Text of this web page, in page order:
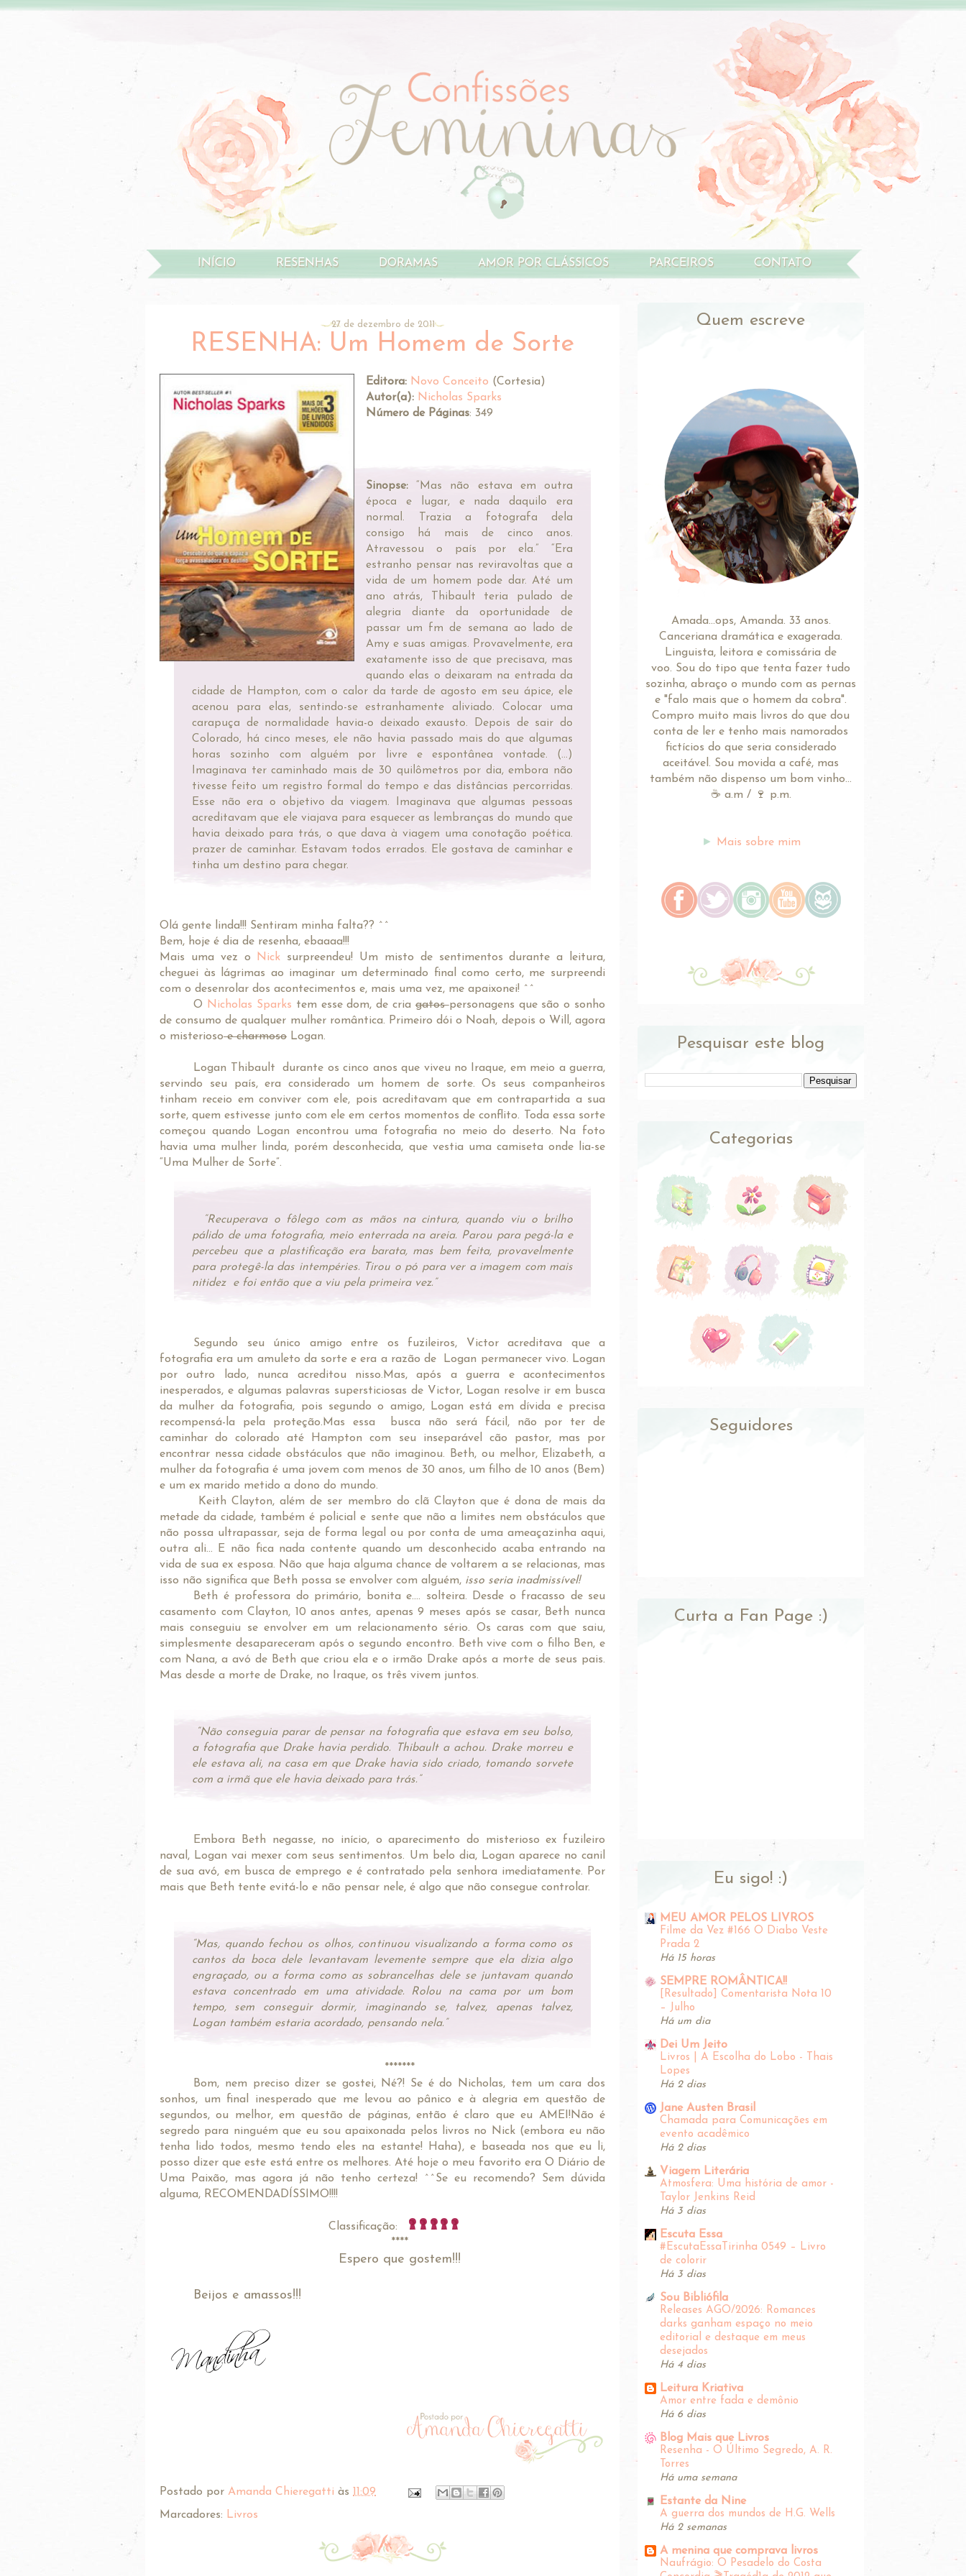
INÍCIO RESENHAS DORAMAS AMOR POR CLÁSSICOS PARCEIROS CONTATO
27 de dezembro de 2011
RESENHA: Um Homem de Sorte
Editora: Novo Conceito (Cortesia)
Autor(a): Nicholas Sparks
Número de Páginas: 349
Sinopse:
“Mas não estava em outra
época e lugar, e nada daquilo era
normal. Trazia a fotografa dela
consigo há mais de cinco anos.
Atravessou o país por ela.” “Era
estranho pensar nas reviravoltas que a
vida de um homem pode dar. Até um
ano atrás, Thibault teria pulado de
alegria diante da oportunidade de
passar um fm de semana ao lado de
Amy e suas amigas. Provavelmente, era
exatamente isso de que precisava, mas
quando elas o deixaram na entrada da
cidade de Hampton, com o calor da tarde de agosto em seu ápice, ele
acenou para elas, sentindo-se estranhamente aliviado. Colocar uma
carapuça de normalidade havia-o deixado exausto. Depois de sair do
Colorado, há cinco meses, ele não havia passado mais do que algumas
horas sozinho com alguém por livre e espontânea vontade. (...)
Imaginava ter caminhado mais de 30 quilômetros por dia, embora não
tivesse feito um registro formal do tempo e das distâncias percorridas.
Esse não era o objetivo da viagem. Imaginava que algumas pessoas
acreditavam que ele viajava para esquecer as lembranças do mundo que
havia deixado para trás, o que dava à viagem uma conotação poética.
prazer de caminhar. Estavam todos errados. Ele gostava de caminhar e
tinha um destino para chegar.
Olá gente linda!!! Sentiram minha falta?? ^^
Bem, hoje é dia de resenha, ebaaaa!!!
Mais uma vez o
Nick surpreendeu! Um misto de sentimentos durante a leitura,
cheguei às lágrimas ao imaginar um determinado final como certo, me surpreendi
com o desenrolar dos acontecimentos e, mais uma vez, me apaixonei! ^^
O Nicholas Sparks tem esse dom, de cria gatospersonagens que são o sonho
de consumo de qualquer mulher romântica. Primeiro dói o Noah, depois o Will, agora
o misteriosoe charmoso Logan.
Logan Thibault durante os cinco anos que viveu no Iraque, em meio a guerra,
servindo seu país, era considerado um homem de sorte. Os seus companheiros
tinham receio em conviver com ele, pois acreditavam que em contrapartida a sua
sorte, quem estivesse junto com ele em certos momentos de conflito. Toda essa sorte
começou quando Logan encontrou uma fotografia no meio do deserto. Na foto
havia uma mulher linda, porém desconhecida, que vestia uma camiseta onde lia-se
“Uma Mulher de Sorte”.
“Recuperava o fôlego com as mãos na cintura, quando viu o brilho
pálido de uma fotografia, meio enterrada na areia. Parou para pegá-la e
percebeu que a plastificação era barata, mas bem feita, provavelmente
para protegê-la das intempéries. Tirou o pó para ver a imagem com mais
nitidez e foi então que a viu pela primeira vez.”
Segundo seu único amigo entre os fuzileiros, Victor acreditava que a
fotografia era um amuleto da sorte e era a razão de Logan permanecer vivo. Logan
por outro lado, nunca acreditou nisso.Mas, após a guerra e acontecimentos
inesperados, e algumas palavras supersticiosas de Victor, Logan resolve ir em busca
da mulher da fotografia, pois segundo o amigo, Logan está em dívida e precisa
recompensá-la pela proteção.Mas essa busca não será fácil, não por ter de
caminhar do colorado até Hampton com seu inseparável cão pastor, mas por
encontrar nessa cidade obstáculos que não imaginou. Beth, ou melhor, Elizabeth, a
mulher da fotografia é uma jovem com menos de 30 anos, um filho de 10 anos (Bem)
e um ex marido metido a dono do mundo.
Keith Clayton, além de ser membro do clã Clayton que é dona de mais da
metade da cidade, também é policial e sente que não a limites nem obstáculos que
não possa ultrapassar, seja de forma legal ou por conta de uma ameaçazinha aqui,
outra ali... E não fica nada contente quando um desconhecido acaba entrando na
vida de sua ex esposa. Não que haja alguma chance de voltarem a se relacionas, mas
isso não significa que Beth possa se envolver com alguém, isso seria inadmissível!
Beth é professora do primário, bonita e.... solteira. Desde o fracasso de seu
casamento com Clayton, 10 anos antes, apenas 9 meses após se casar, Beth nunca
mais conseguiu se envolver em um relacionamento sério. Os caras com que saiu,
simplesmente desapareceram após o segundo encontro. Beth vive com o filho Ben, e
com Nana, a avó de Beth que criou ela e o irmão Drake após a morte de seus pais.
Mas desde a morte de Drake, no Iraque, os três vivem juntos.
“Não conseguia parar de pensar na fotografia que estava em seu bolso,
a fotografia que Drake havia perdido. Thibault a achou. Drake morreu e
ele estava ali, na casa em que Drakehavia sido criado, tomando sorvete
com a irmã que ele havia deixado para trás.”
Embora Beth negasse, no início, o aparecimento do misterioso ex fuzileiro
naval, Logan vai mexer com seus sentimentos. Um belo dia, Logan aparece no canil
de sua avó, em busca de emprego e é contratado pela senhora imediatamente. Por
mais que Beth tente evitá-lo e não pensar nele, é algo que não consegue controlar.
“Mas, quando fechou os olhos, continuou visualizando a forma como os
cantos da boca dele levantavam levemente sempre que ela dizia algo
engraçado, ou a forma como as sobrancelhas dele se juntavam quando
estava concentrado em uma atividade. Rolou na cama por um bom
tempo, sem conseguir dormir, imaginando se, talvez, apenas talvez,
Logan também estaria acordado, pensando nela.”
*******
Bom, nem preciso dizer se gostei, Né?! Se é do Nicholas, tem um cara dos
sonhos, um final inesperado que me levou ao pânico e à alegria em questão de
segundos, ou melhor, em questão de páginas, então é claro que eu AMEI!Não é
segredo para ninguém que eu sou apaixonada pelos livros no Nick (embora eu não
tenha lido todos, mesmo tendo eles na estante! Haha), e baseada nos que eu li,
posso dizer que este está entre os melhores. Até hoje o meu favorito era O Diário de
Uma Paixão, mas agora já não tenho certeza! ^^Se eu recomendo? Sem dúvida
alguma, RECOMENDADÍSSIMO!!!!
Classificação:
****
Espero que gostem!!!
Beijos e amassos!!!
Postado por Amanda Chieregatti às 11:09
Marcadores: Livros
Quem escreve
Amada...ops, Amanda. 33 anos.
Canceriana dramática e exagerada.
Linguista, leitora e comissária de
voo. Sou do tipo que tenta fazer tudo
sozinha, abraço o mundo com as pernas
e "falo mais que o homem da cobra".
Compro muito mais livros do que dou
conta de ler e tenho mais namorados
fictícios do que seria considerado
aceitável. Sou movida a café, mas
também não dispenso um bom vinho...
☕ a.m / 🍷 p.m.
► Mais sobre mim
Pesquisar este blog
Categorias
Seguidores
Curta a Fan Page :)
Eu sigo! :)
MEU AMOR PELOS LIVROS
Filme da Vez #166 O Diabo Veste
Prada 2
Há 15 horas
SEMPRE ROMÂNTICA!!
[Resultado] Comentarista Nota 10
– Julho
Há um dia
Dei Um Jeito
Livros | A Escolha do Lobo - Thais
Lopes
Há 2 dias
Jane Austen Brasil
Chamada para Comunicações em
evento acadêmico
Há 2 dias
Viagem Literária
Atmosfera: Uma história de amor -
Taylor Jenkins Reid
Há 3 dias
Escuta Essa
#EscutaEssaTirinha‬ 0549 – Livro
de colorir
Há 3 dias
Sou Bibliófila
Releases AGO/2026: Romances
darks ganham espaço no meio
editorial e destaque em meus
desejados
Há 4 dias
Leitura Kriativa
Amor entre fada e demônio
Há 6 dias
Blog Mais que Livros
Resenha - O Último Segredo, A. R.
Torres
Há uma semana
Estante da Nine
A guerra dos mundos de H.G. Wells
Há 2 semanas
A menina que comprava livros
Naufrágio: O Pesadelo do Costa